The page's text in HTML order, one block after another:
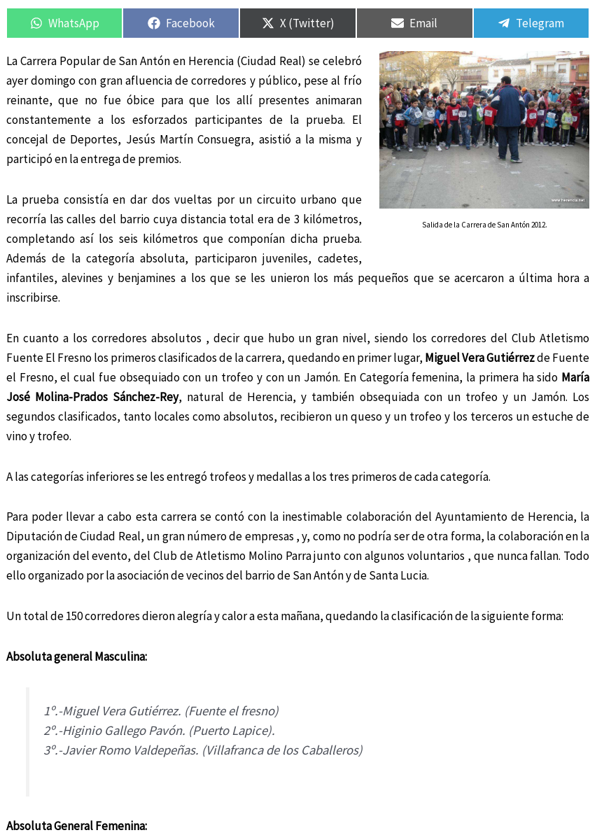
en
WhatsApp
en
Facebook
en
X (Twitter)
en
Email
en
Telegram
Salida de la Carrera de San Antón 2012.
La Carrera Popular de San Antón en Herencia (Ciudad Real) se celebró
ayer domingo con gran afluencia de corredores y público, pese al frío
reinante, que no fue óbice para que los allí presentes animaran
constantemente a los esforzados participantes de la prueba. El
concejal de Deportes, Jesús Martín Consuegra, asistió a la misma y
participó en la entrega de premios.
La prueba consistía en dar dos vueltas por un circuito urbano que
recorría las calles del barrio cuya distancia total era de 3 kilómetros,
completando así los seis kilómetros que componían dicha prueba.
Además de la categoría absoluta, participaron juveniles, cadetes,
infantiles, alevines y benjamines a los que se les unieron los más pequeños que se acercaron a última hora a
inscribirse.
En cuanto a los corredores absolutos , decir que hubo un gran nivel, siendo los corredores del Club Atletismo
Fuente El Fresno los primeros clasificados de la carrera, quedando en primer lugar, Miguel Vera Gutiérrezde Fuente
el Fresno, el cual fue obsequiado con un trofeo y con un Jamón. En Categoría femenina, la primera ha sido María
José Molina-Prados Sánchez-Rey, natural de Herencia, y también obsequiada con un trofeo y un Jamón. Los
segundos clasificados, tanto locales como absolutos, recibieron un queso y un trofeo y los terceros un estuche de
vino y trofeo.
A las categorías inferiores se les entregó trofeos y medallas a los tres primeros de cada categoría.
Para poder llevar a cabo esta carrera se contó con la inestimable colaboración del Ayuntamiento de Herencia, la
Diputación de Ciudad Real, un gran número de empresas , y, como no podría ser de otra forma, la colaboración en la
organización del evento, del Club de Atletismo Molino Parra junto con algunos voluntarios , que nunca fallan. Todo
ello organizado por la asociación de vecinos del barrio de San Antón y de Santa Lucia.
Un total de 150 corredores dieron alegría y calor a esta mañana, quedando la clasificación de la siguiente forma:
Absoluta general Masculina:
1º.-Miguel Vera Gutiérrez. (Fuente el fresno)
2º.-Higinio Gallego Pavón. (Puerto Lapice).
3º.-Javier Romo Valdepeñas. (Villafranca de los Caballeros)
Absoluta General Femenina:
en en en en en